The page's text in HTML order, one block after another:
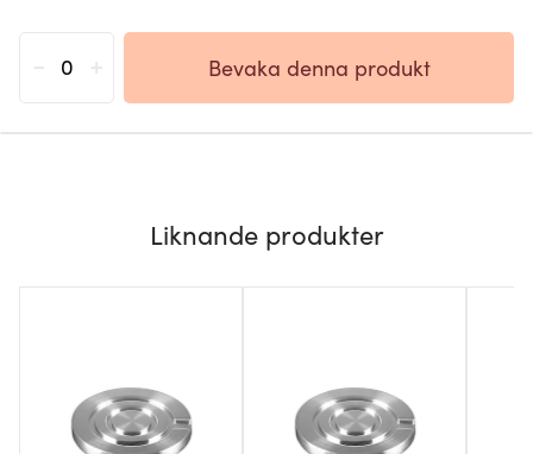
Bevaka denna produkt
Liknande produkter